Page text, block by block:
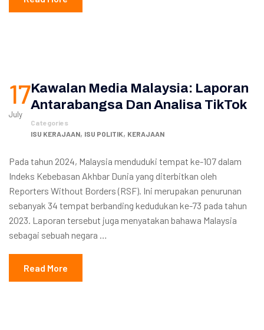
17
July
Kawalan Media Malaysia: Laporan
Antarabangsa Dan Analisa TikTok
Categories
ISU KERAJAAN, ISU POLITIK, KERAJAAN
Pada tahun 2024, Malaysia menduduki tempat ke-107 dalam
Indeks Kebebasan Akhbar Dunia yang diterbitkan oleh
Reporters Without Borders (RSF). Ini merupakan penurunan
sebanyak 34 tempat berbanding kedudukan ke-73 pada tahun
2023. Laporan tersebut juga menyatakan bahawa Malaysia
sebagai sebuah negara …
Read More